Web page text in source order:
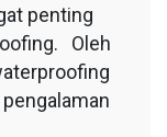
penting
Oleh